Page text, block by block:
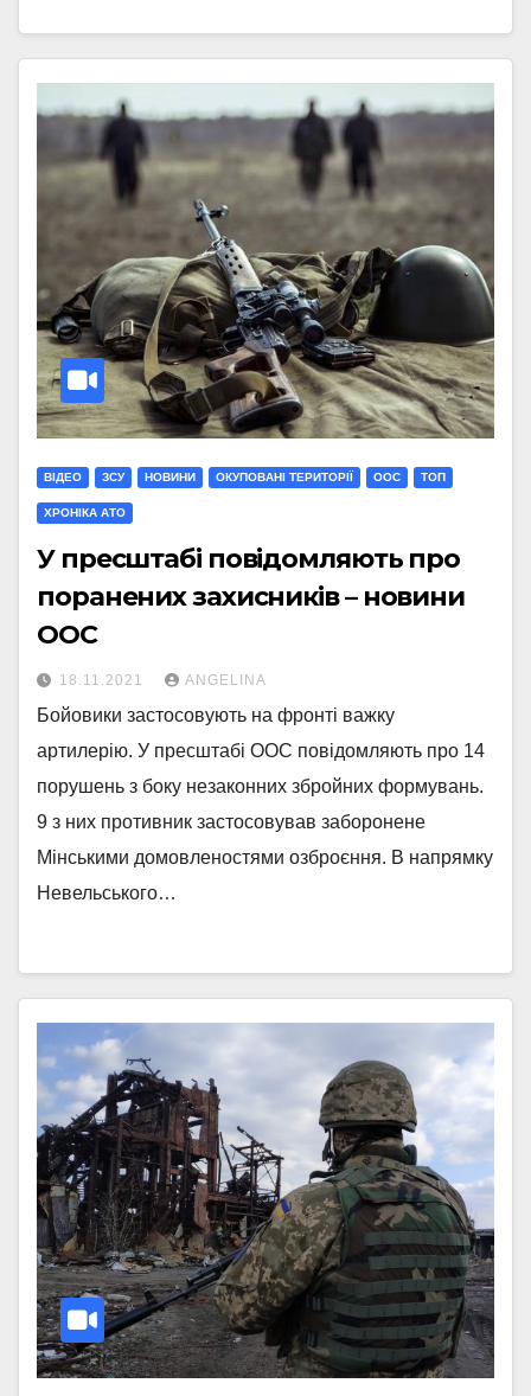
ВІДЕО ЗСУ НОВИНИ ОКУПОВАНІ ТЕРИТОРІЇ ООС ТОП
ХРОНІКА АТО
У пресштабі повідомляють про
поранених захисників – новини
ООС
18.11.2021 ANGELINA
Бойовики застосовують на фронті важку
артилерію. У пресштабі ООС повідомляють про 14
порушень з боку незаконних збройних формувань.
9 з них противник застосовував заборонене
Мінськими домовленостями озброєння. В напрямку
Невельського…